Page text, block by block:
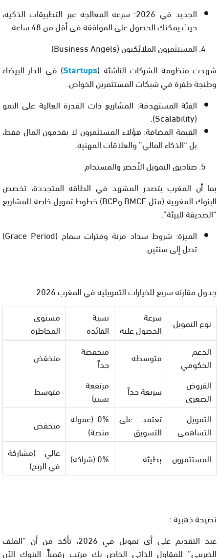
الجديد في 2026:
سرعة المعالجة عبر التطبيقات الذكية،
حيث يمكنك الحصول على الموافقة في أقل من 48 ساعة.
المستثمرون الملائكيون (Business Angels
)
شهدت منظومة الشركات الناشئة (Startups) في الدار البيضاء
وطنجة طفرة في شبكات المستثمرين الخواص.
الفئة المستهدفة: المشاريع ذات القدرة العالية على النمو
(Scalability).
القيمة المضافة: هؤلاء المستثمرون لا يقدمون المال فقط،
بل “الذكاء المالي” والعلاقات المهنية.
صناديق التمويل الأخضر والمستدام
بما أن المغرب يتصدر المشهد في الطاقة المتجددة، تخصص
البنوك المغربية (مثل BMCE وBCP) خطوط تمويل خاصة للمشاريع
“الصديقة للبيئة”.
الميزة:
شروط سداد مرنة وفترات سماح (Grace Period)
تصل إلى سنتين.
جدول مقارنة سريع للخيارات التمويلية في المغرب 2026
نوع التمويل
سرعة
الحصول عليه
نسبة
الفائدة
مستوى
المخاطرة
الدعم
الحكومي
متوسطة
منخفضة
جداً
منخفض
القروض
الصغرى
سريعة جداً
مرتفعة
نسبياً
متوسط
التمويل
التساهمي
تعتمد على
التسويق
0% (عمولة
منصة)
منخفض
المستثمرون بطيئة 0% (شراكة)
عالي (مشاركة
في الربح)
نصيحة ذهبية :
عند التقديم على أي تمويل في 2026، تأكد من أن “الملف
الضريبي” للمقاول الذاتي الخاص بك مرتب رقمياً. البنوك الآن